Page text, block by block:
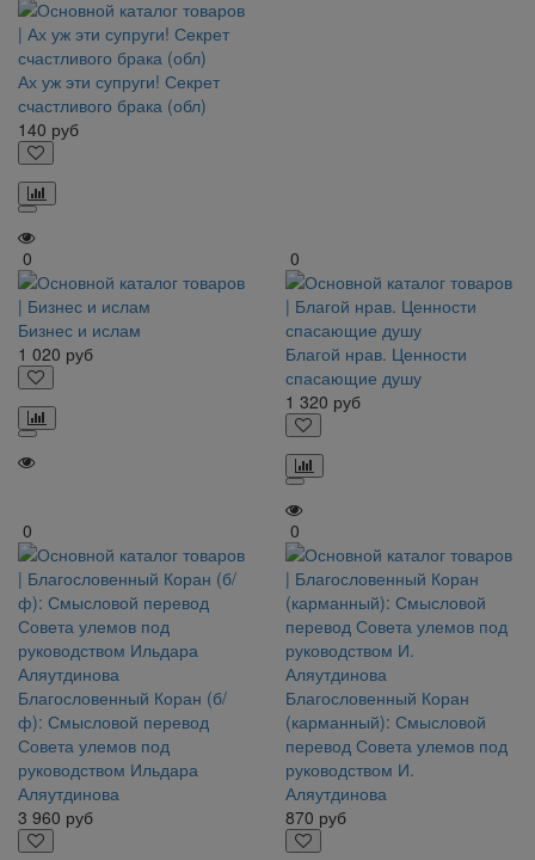
Ах уж эти супруги! Секрет
счастливого брака (обл)
140 руб
0
Бизнес и ислам
1 020 руб
0
Благой нрав. Ценности
спасающие душу
1 320 руб
0
Благословенный Коран (б/
ф): Смысловой перевод
Совета улемов под
руководством Ильдара
Аляутдинова
3 960 руб
0
Благословенный Коран
(карманный): Смысловой
перевод Совета улемов под
руководством И.
Аляутдинова
870 руб